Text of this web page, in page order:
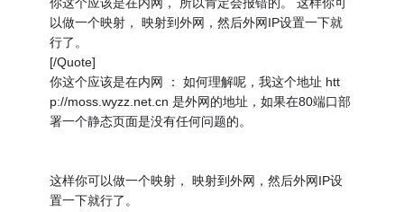
你这个应该是在内网， 所以肯定会报错的。 这样你可
以做一个映射， 映射到外网，然后外网IP设置一下就
行了。
[/Quote]
你这个应该是在内网 ： 如何理解呢，我这个地址 htt
p://moss.wyzz.net.cn 是外网的地址，如果在80端口部
署一个静态页面是没有任何问题的。
这样你可以做一个映射， 映射到外网，然后外网IP设
置一下就行了。